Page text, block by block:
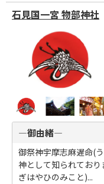
石見国一宮 物部神社
―御由緒―
御祭神宇摩志麻遅命(
神として知られてお
ぎはやひのみこと)...